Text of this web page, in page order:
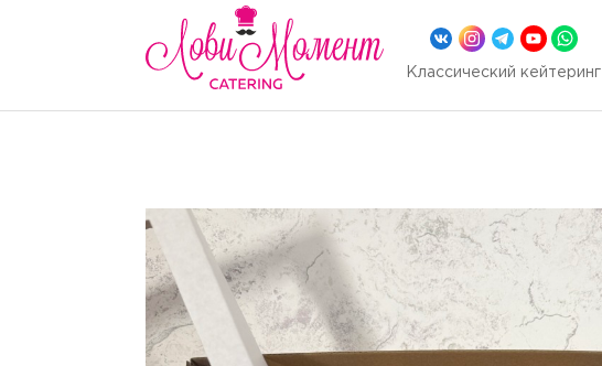
Классический кейтеринг